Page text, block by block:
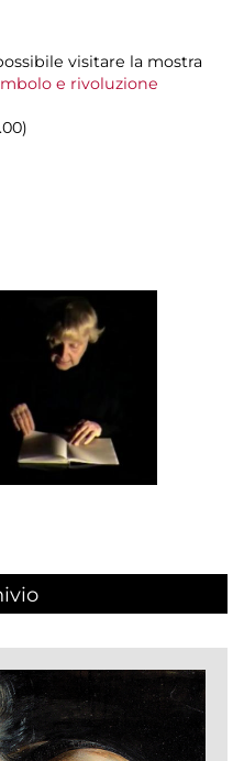
visitare la mostra
e rivoluzione